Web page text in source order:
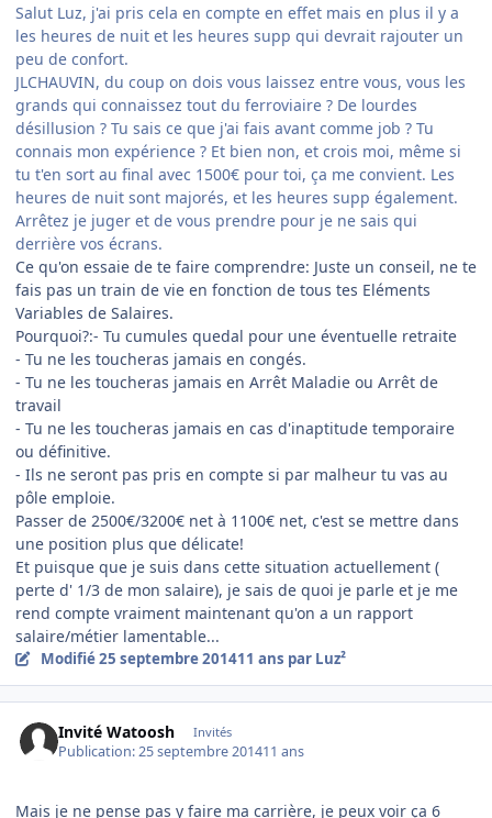
Salut Luz, j'ai pris cela en compte en effet mais en plus il y a
les heures de nuit et les heures supp qui devrait rajouter un
peu de confort.
JLCHAUVIN, du coup on dois vous laissez entre vous, vous les
grands qui connaissez tout du ferroviaire ? De lourdes
désillusion ? Tu sais ce que j'ai fais avant comme job ? Tu
connais mon expérience ? Et bien non, et crois moi, même si
tu t'en sort au final avec 1500€ pour toi, ça me convient. Les
heures de nuit sont majorés, et les heures supp également.
Arrêtez je juger et de vous prendre pour je ne sais qui
derrière vos écrans.
Ce qu'on essaie de te faire comprendre: Juste un conseil, ne te
fais pas un train de vie en fonction de tous tes Eléments
Variables de Salaires.
Pourquoi?:- Tu cumules quedal pour une éventuelle retraite
- Tu ne les toucheras jamais en congés.
- Tu ne les toucheras jamais en Arrêt Maladie ou Arrêt de
travail
- Tu ne les toucheras jamais en cas d'inaptitude temporaire
ou définitive.
- Ils ne seront pas pris en compte si par malheur tu vas au
pôle emploie.
Passer de 2500€/3200€ net à 1100€ net, c'est se mettre dans
une position plus que délicate!
Et puisque que je suis dans cette situation actuellement (
perte d' 1/3 de mon salaire), je sais de quoi je parle et je me
rend compte vraiment maintenant qu'on a un rapport
salaire/métier lamentable...
Modifié25 septembre 201411 ans par Luz²
Invité Watoosh Invités
Publication:25 septembre 201411 ans
Mais je ne pense pas y faire ma carrière, je peux voir ça 6